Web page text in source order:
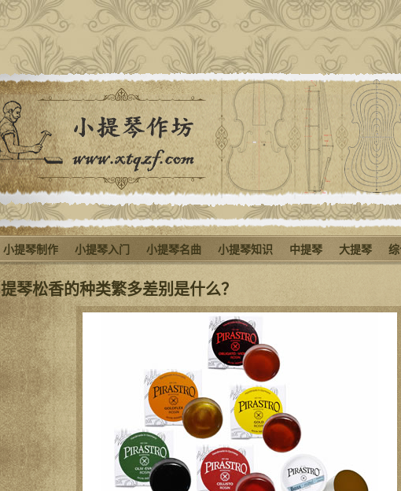
小提琴制作 小提琴入门 小提琴名曲 小提琴知识 中提琴 大提琴
提琴松香的种类繁多差别是什么？